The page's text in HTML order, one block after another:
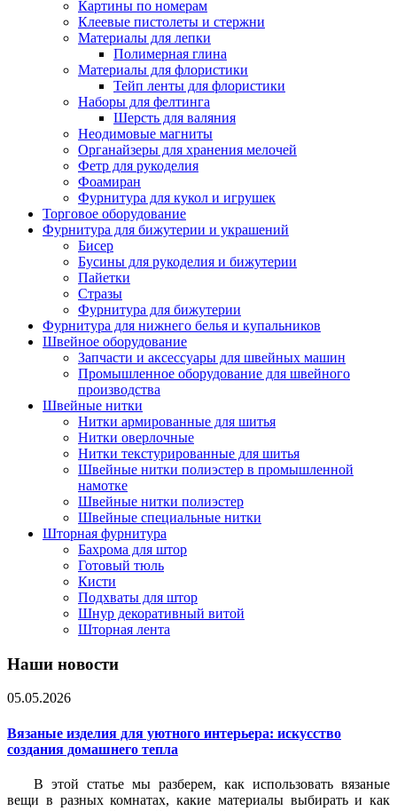
Картины по номерам
Клеевые пистолеты и стержни
Материалы для лепки
Полимерная глина
Материалы для флористики
Тейп ленты для флористики
Наборы для фелтинга
Шерсть для валяния
Неодимовые магниты
Органайзеры для хранения мелочей
Фетр для рукоделия
Фоамиран
Фурнитура для кукол и игрушек
Торговое оборудование
Фурнитура для бижутерии и украшений
Бисер
Бусины для рукоделия и бижутерии
Пайетки
Стразы
Фурнитура для бижутерии
Фурнитура для нижнего белья и купальников
Швейное оборудование
Запчасти и аксессуары для швейных машин
Промышленное оборудование для швейного
производства
Швейные нитки
Нитки армированные для шитья
Нитки оверлочные
Нитки текстурированные для шитья
Швейные нитки полиэстер в промышленной
намотке
Швейные нитки полиэстер
Швейные специальные нитки
Шторная фурнитура
Бахрома для штор
Готовый тюль
Кисти
Подхваты для штор
Шнур декоративный витой
Шторная лента
Наши новости
05.05.2026
Вязаные изделия для уютного интерьера: искусство
создания домашнего тепла
В этой статье мы разберем, как использовать вязаные
вещи в разных комнатах, какие материалы выбирать и как